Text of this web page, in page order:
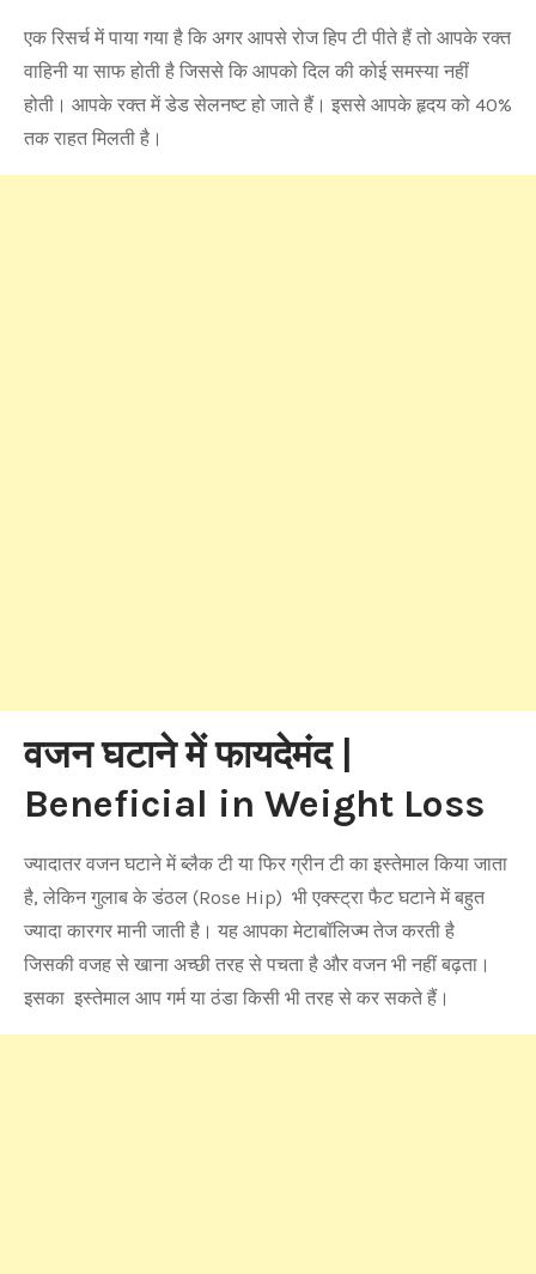
एक रिसर्च में पाया गया है कि अगर आपसे रोज हिप टी पीते हैं तो आपके रक्त
वाहिनी या साफ होती है जिससे कि आपको दिल की कोई समस्या नहीं
होती। आपके रक्त में डेड सेलनष्ट हो जाते हैं। इससे आपके हृदय को 40%
तक राहत मिलती है।
वजन घटाने में फायदेमंद |
Beneficial in Weight Loss
ज्यादातर वजन घटाने में ब्लैक टी या फिर ग्रीन टी का इस्तेमाल किया जाता
है, लेकिन गुलाब के डंठल (Rose Hip) भी एक्स्ट्रा फैट घटाने में बहुत
ज्यादा कारगर मानी जाती है। यह आपका मेटाबॉलिज्म तेज करती है
जिसकी वजह से खाना अच्छी तरह से पचता है और वजन भी नहीं बढ़ता।
इसका इस्तेमाल आप गर्म या ठंडा किसी भी तरह से कर सकते हैं।